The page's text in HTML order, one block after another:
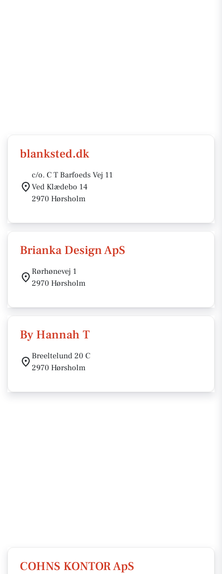
blanksted.dk
c/o. C T Barfoeds Vej 11
Ved Klædebo 14
2970 Hørsholm
Brianka Design ApS
Rørhønevej 1
2970 Hørsholm
By Hannah T
Breeltelund 20 C
2970 Hørsholm
COHNS KONTOR ApS